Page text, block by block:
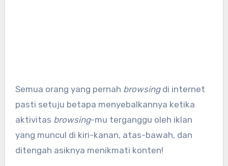
Semua orang yang pernah browsingdi internet
pasti setuju betapa menyebalkannya ketika
aktivitas browsing-mu terganggu oleh iklan
yang muncul di kiri-kanan, atas-bawah, dan
ditengah asiknya menikmati konten!